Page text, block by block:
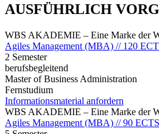
AUSFÜHRLICH
WBS AKADEMIE – Eine Marke der
Agiles Management (MBA) // 120
2 Semester
berufsbegleitend
Master of Business Administration
Fernstudium
Informationsmaterial anfordern
WBS AKADEMIE – Eine Marke der
Agiles Management (MBA) // 90